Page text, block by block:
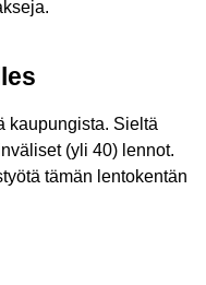
kaupungista. Sieltä
(yli 40) lennot.
tämän lentokentän